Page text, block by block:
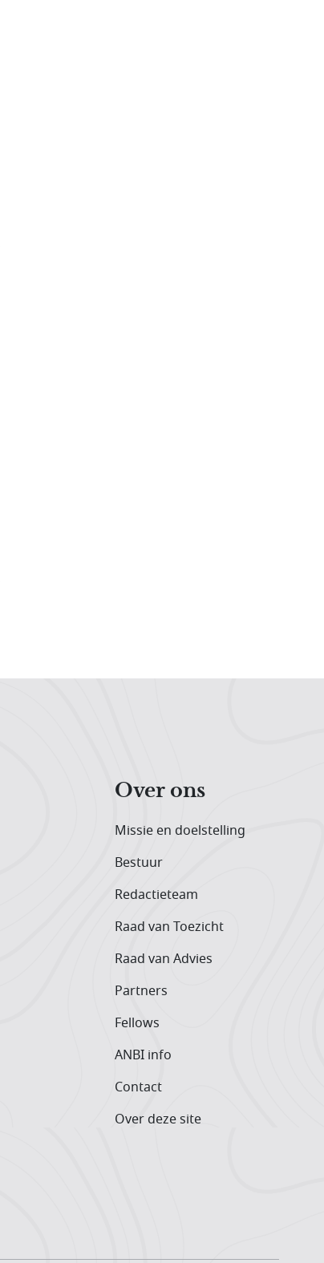
Over ons
Missie en doelstelling
Bestuur
Redactieteam
Raad van Toezicht
Raad van Advies
Partners
Fellows
ANBI info
Contact
Over deze site